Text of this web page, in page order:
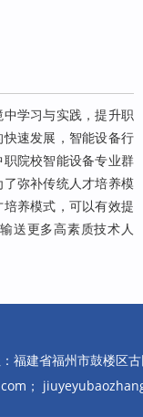
学习与实践，提升职
速发展，智能设备行
院校智能设备专业群
弥补传统人才培养模
养模式，可以有效提
送更多高素质技术人
福建省福州市鼓楼区
；